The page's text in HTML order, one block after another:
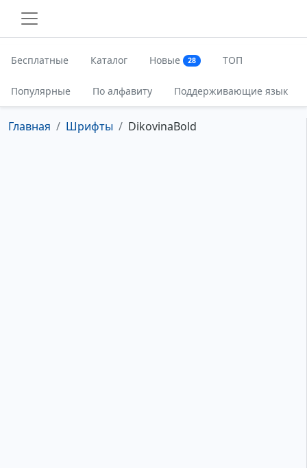
Бесплатные Каталог Новые 28 ТОП
Популярные По алфавиту Поддерживающие язык
Главная Шрифты DikovinaBold